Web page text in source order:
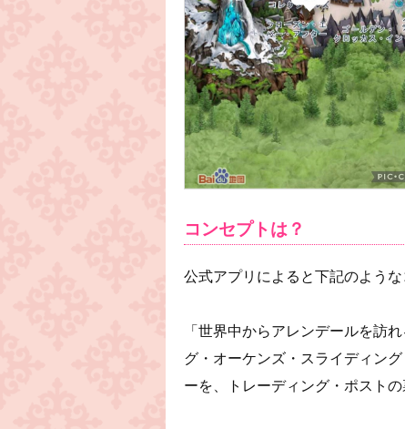
コンセプトは？
公式アプリによると下記のような
「世界中からアレンデールを訪
グ・オーケンズ・スライディン
ーを、トレーディング・ポストの